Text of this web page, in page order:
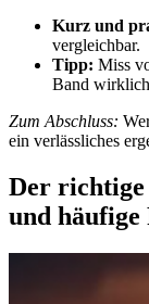
Kurz und
vergleichbar.
Tipp: Miss
Band
Zum Abschluss:
ein verlässliches
Der
und häufige